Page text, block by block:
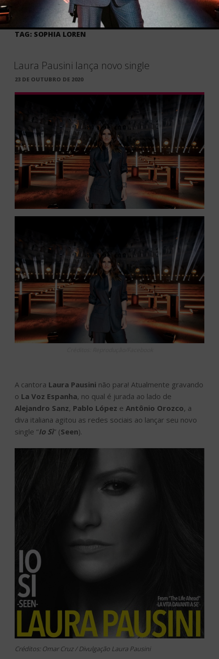
TAG: SOPHIA LOREN
Laura Pausini lança novo single
PUBLICADO
23 DE OUTUBRO DE 2020
A cantora Laura Pausini não para! Atualmente gravando
o La Voz Espanha, no qual é jurada ao lado de
Alejandro Sanz, Pablo López e Antônio Orozco, a
diva italiana agitou as redes sociais ao lançar seu novo
single “Io Sì” (Seen).
Créditos: Omar Cruz / Divulgação Laura Pausini